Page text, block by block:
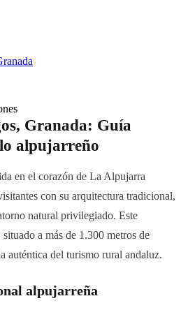
Granada: Guía
alpujarreño
en el corazón de La Alpujarra
con su arquitectura tradicional,
natural privilegiado. Este
a más de 1.300 metros de
auténtica del turismo rural andaluz.
alpujarreña